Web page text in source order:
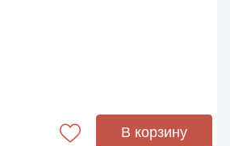
В корзину